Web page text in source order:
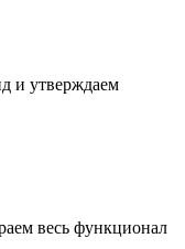
и утверждаем
весь функционал